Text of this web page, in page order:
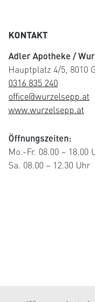
KONTAKT
Adler Apotheke /
Hauptplatz 4/5, 8010
0316 835 240
office@wurzelsepp.at
www.wurzelsepp.at
Öffnungszeiten:
Mo.-Fr. 08.00 – 18.00
Sa. 08.00 – 12.30 Uhr